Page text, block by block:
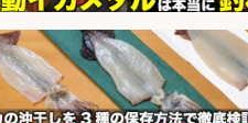
会社名
ーズ株式会社
sponsored by 求人